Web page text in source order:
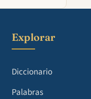
Explorar
Diccionario
Palabras